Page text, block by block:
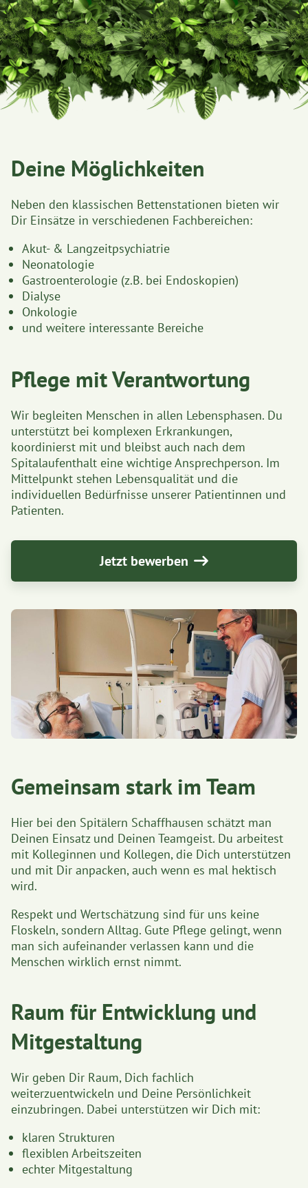
Deine Möglichkeiten
Neben den klassischen Bettenstationen bieten wir
Dir Einsätze in verschiedenen Fachbereichen:
Akut- & Langzeitpsychiatrie
Neonatologie
Gastroenterologie (z.B. bei Endoskopien)
Dialyse
Onkologie
und weitere interessante Bereiche
Pflege mit Verantwortung
Wir begleiten Menschen in allen Lebensphasen. Du
unterstützt bei komplexen Erkrankungen,
koordinierst mit und bleibst auch nach dem
Spitalaufenthalt eine wichtige Ansprechperson. Im
Mittelpunkt stehen Lebensqualität und die
individuellen Bedürfnisse unserer Patientinnen und
Patienten.
Jetzt bewerben
Gemeinsam stark im Team
Hier bei den Spitälern Schaffhausen schätzt man
Deinen Einsatz und Deinen Teamgeist. Du arbeitest
mit Kolleginnen und Kollegen, die Dich unterstützen
und mit Dir anpacken, auch wenn es mal hektisch
wird.
Respekt und Wertschätzung sind für uns keine
Floskeln, sondern Alltag. Gute Pflege gelingt, wenn
man sich aufeinander verlassen kann und die
Menschen wirklich ernst nimmt.
Raum für Entwicklung und
Mitgestaltung
Wir geben Dir Raum, Dich fachlich
weiterzuentwickeln und Deine Persönlichkeit
einzubringen. Dabei unterstützen wir Dich mit:
klaren Strukturen
flexiblen Arbeitszeiten
echter Mitgestaltung